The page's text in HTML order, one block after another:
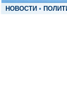
НОВОСТИ •